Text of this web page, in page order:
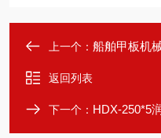
上一个： 船舶甲板机
返回列表
下一个： HDX-250*5